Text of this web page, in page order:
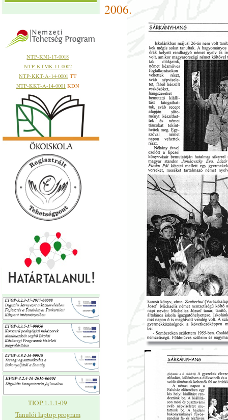
NTP-KNI-17-0018
NTP-KTMK-11-0002
NTP-KKT-A-14-0001 TT
NTP-KKT-A-14-0001 KDN
TIOP 1.1.1-09
Tanulói laptop program
2006.